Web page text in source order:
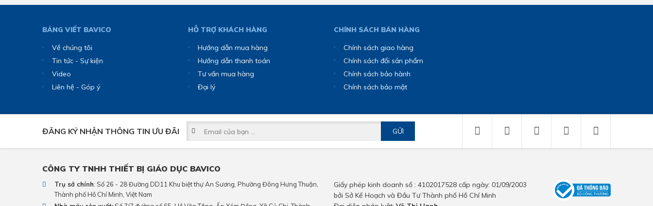
BẢNG VIẾT BAVICO
Về chúng tôi
Tin tức - Sự kiện
Video
Liên hệ - Góp ý
HỖ TRỢ KHÁCH HÀNG
Hướng dẫn mua hàng
Hướng dẫn thanh toán
Tư vấn mua hàng
Đại lý
CHÍNH SÁCH BÁN HÀNG
Chính sách giao hàng
Chính sách đổi sản phẩm
Chính sách bảo hành
Chính sách bảo mật
ĐĂNG KÝ NHẬN THÔNG TIN ƯU ĐÃI GỬI
CÔNG TY TNHH THIẾT BỊ GIÁO DỤC BAVICO
Trụ sở chính: Số 26 - 28 Đường DD11 Khu biệt thự An Sương, Phường Đông Hưng Thuận,
Thành phố Hồ Chí Minh, Việt Nam
Giấy phép kinh doanh số : 4102017528 cấp ngày: 01/09/2003
bởi Sở Kế Hoạch và Đầu Tư Thành phố Hồ Chí Minh